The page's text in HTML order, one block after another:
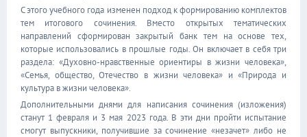
С этого учебного года изменен подход к формированию комплектов
тем итогового сочинения. Вместо открытых тематических
направлений сформирован закрытый банк тем на основе тех,
которые использовались в прошлые годы. Он включает в себя три
раздела: «Духовно-нравственные ориентиры в жизни человека»,
«Семья, общество, Отечество в жизни человека» и «Природа и
культура в жизни человека».
Дополнительными днями для написания сочинения (изложения)
станут 1 февраля и 3 мая 2023 года. В эти дни пройти испытание
смогут выпускники, получившие за сочинение «незачет» либо не